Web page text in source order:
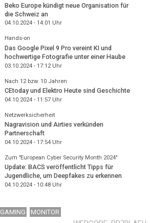
Beko Europe kündigt neue Organisation für
die Schweiz an
04.10.2024 - 14:01 Uhr
Hands-on
Das Google Pixel 9 Pro vereint KI und
hochwertige Fotografie unter einer Haube
03.10.2024 - 17:12Uhr
Nach 12 bzw. 10 Jahren
CEtoday und Elektro Heute sind Geschichte
04.10.2024 - 11:57Uhr
Netzwerksicherheit
Nagravision und Airties verkünden
Partnerschaft
04.10.2024 - 17:54Uhr
Zum "European Cyber Security Month 2024"
Update: BACS veröffentlicht Tipps für
Jugendliche, um Deepfakes zu erkennen
04.10.2024 - 10:48Uhr
GAMING MONITOR